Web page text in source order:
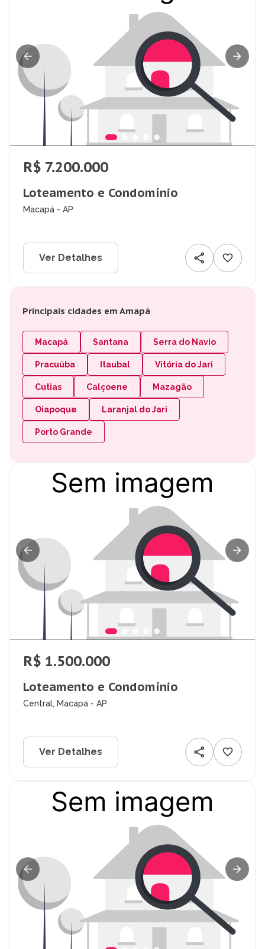
R$ 7.200.000
Loteamento e Condomínio
Macapá - AP
Ver Detalhes
Principais cidades em Amapá
Macapá Santana Serra do Navio
Pracuúba Itaubal Vitória do Jari
Cutias Calçoene Mazagão
Oiapoque Laranjal do Jari
Porto Grande
R$ 1.500.000
Loteamento e Condomínio
Central, Macapá - AP
Ver Detalhes